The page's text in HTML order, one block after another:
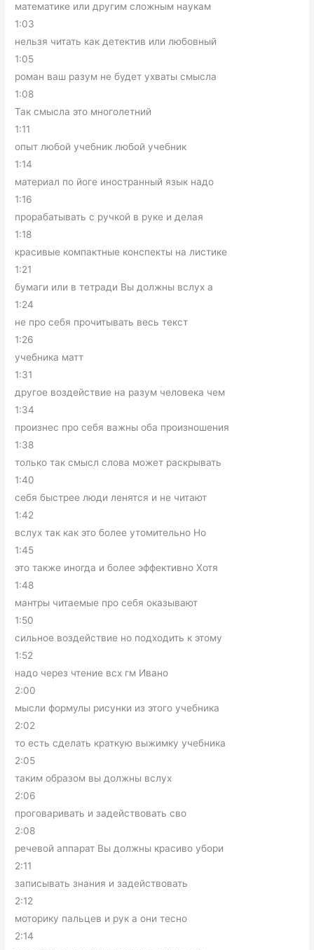
математике или другим сложным наукам
1:03
нельзя читать как детектив или любовный
1:05
роман ваш разум не будет ухваты смысла
1:08
Так смысла это многолетний
1:11
опыт любой учебник любой учебник
1:14
материал по йоге иностранный язык надо
1:16
прорабатывать с ручкой в руке и делая
1:18
красивые компактные конспекты на листике
1:21
бумаги или в тетради Вы должны вслух а
1:24
не про себя прочитывать весь текст
1:26
учебника матт
1:31
другое воздействие на разум человека чем
1:34
произнес про себя важны оба произношения
1:38
только так смысл слова может раскрывать
1:40
себя быстрее люди ленятся и не читают
1:42
вслух так как это более утомительно Но
1:45
это также иногда и более эффективно Хотя
1:48
мантры читаемые про себя оказывают
1:50
сильное воздействие но подходить к этому
1:52
надо через чтение всх гм Ивано
2:00
мысли формулы рисунки из этого учебника
2:02
то есть сделать краткую выжимку учебника
2:05
таким образом вы должны вслух
2:06
проговаривать и задействовать сво
2:08
речевой аппарат Вы должны красиво убори
2:11
записывать знания и задействовать
2:12
моторику пальцев и рук а они тесно
2:14